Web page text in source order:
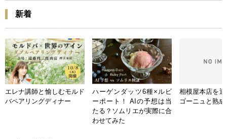
新着
エレナ講師と愉しむモルド
バペアリングディナー
ハーゲンダッツ6種×ルビ
ーポート！ AIの予想は当
たる？ソムリエが実際に合
わせてみた
相模屋本店を
ゴーニュと熟